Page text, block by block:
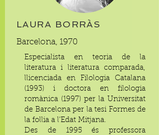
LAURA BORRÀS
Barcelona, 1970
Especialista en teoria de la
literatura i literatura comparada,
llicenciada en Filologia Catalana
(1993) i doctora en filologia
romànica (1997) per la Universitat
de Barcelona per la tesi Formes de
la follia a l'Edat Mitjana.
Des de 1995 és professora